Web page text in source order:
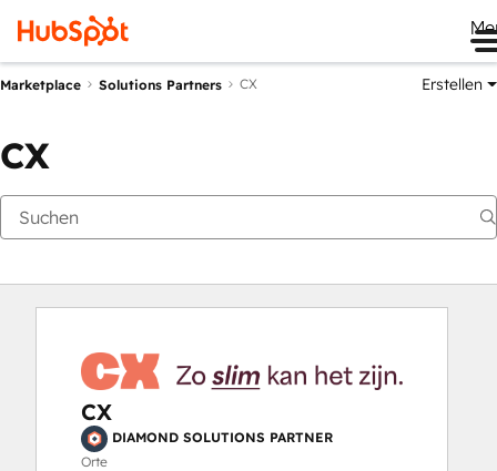
Marketplace Solutions Partners CX Erstellen
CX
CX
DIAMOND SOLUTIONS PARTNER
Orte